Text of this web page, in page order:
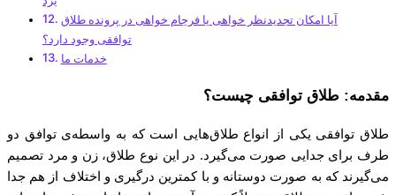
آیا امکان تجدیدنظر خواهی یا فرجام خواهی در پرونده طلاق
توافقی وجود دارد؟
خدمات ما
مقدمه: طلاق توافقی چیست؟
طلاق توافقی یکی از انواع طلاق‌هایی است که به واسطه‌ی توافق دو
طرف برای جدایی صورت می‌گیرد. در این نوع طلاق، زن و مرد تصمیم
می‌گیرند که به صورت دوستانه و با کمترین درگیری و اختلاف از هم جدا